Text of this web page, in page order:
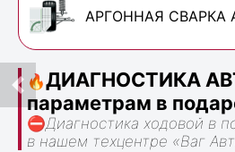
АРГОННАЯ СВАРКА
🔥ДИАГНОСТИКА
параметрам в
⛔Диагностика ходовой в
в нашем техцентре «Ваг